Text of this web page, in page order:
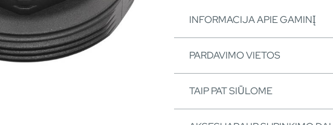
INFORMACIJA APIE GAMINĮ
PARDAVIMO VIETOS
TAIP PAT SIŪLOME